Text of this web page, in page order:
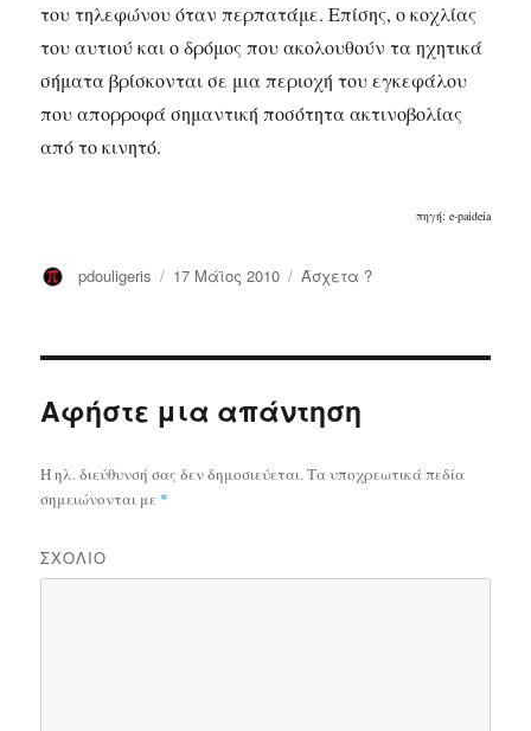
του τηλεφώνου όταν περπατάμε. Επίσης, ο κοχλίας
του αυτιού και ο δρόμος που ακολουθούν τα ηχητικά
σήματα βρίσκονται σε μια περιοχή του εγκεφάλου
που απορροφά σημαντική ποσότητα ακτινοβολίας
από το κινητό.
πηγή: e-paideia
Συντάκτης
pdouligeris
Δημοσιεύτηκε
17 Μάϊος 2010 Κατηγορίες
Άσχετα ?
Αφήστε μια απάντηση
Η ηλ. διεύθυνσή σας δεν δημοσιεύεται.Τα υποχρεωτικά πεδία
σημειώνονται με *
ΣΧΌΛΙΟ